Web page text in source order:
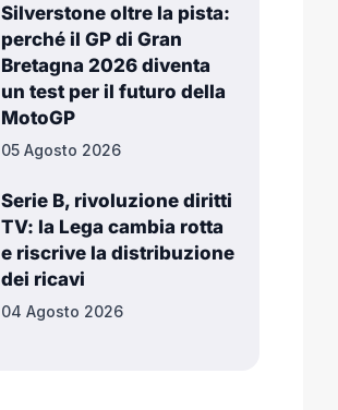
Silverstone oltre la pista:
perché il GP di Gran
Bretagna 2026 diventa
un test per il futuro della
MotoGP
05 Agosto 2026
Serie B, rivoluzione diritti
TV: la Lega cambia rotta
e riscrive la distribuzione
dei ricavi
04 Agosto 2026